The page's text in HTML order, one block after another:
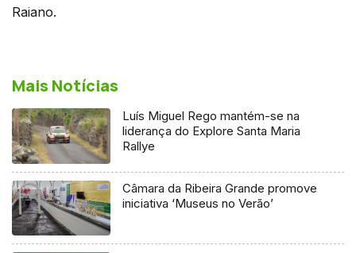
Raiano.
Mais Notícias
Luís Miguel Rego mantém-se na
liderança do Explore Santa Maria
Rallye
Câmara da Ribeira Grande promove
iniciativa ‘Museus no Verão’